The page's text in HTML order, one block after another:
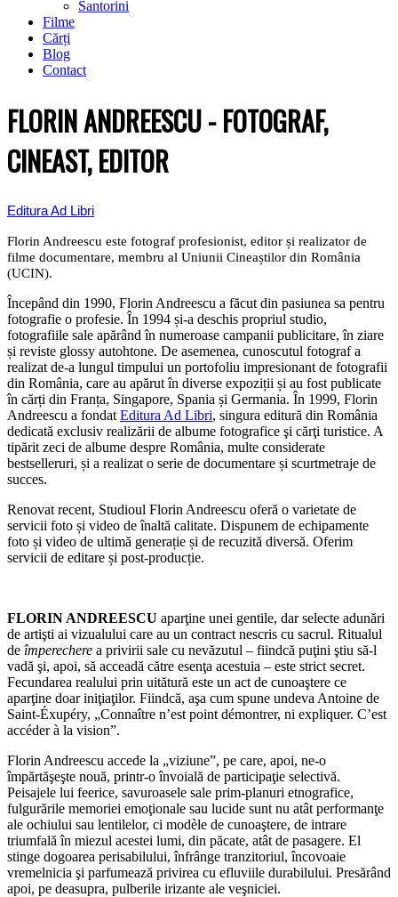
Santorini
Filme
Cărți
Blog
Contact
FLORIN ANDREESCU - FOTOGRAF,
CINEAST, EDITOR
Editura Ad Libri
Florin Andreescu este fotograf profesionist, editor și realizator de
filme documentare, membru al Uniunii Cineaștilor din România
(UCIN).
Începând din 1990, Florin Andreescu a făcut din pasiunea sa pentru
fotografie o profesie. În 1994 și-a deschis propriul studio,
fotografiile sale apărând în numeroase campanii publicitare, în ziare
și reviste glossy autohtone. De asemenea, cunoscutul fotograf a
realizat de-a lungul timpului un portofoliu impresionant de fotografii
din România, care au apărut în diverse expoziții și au fost publicate
în cărți din Franța, Singapore, Spania și Germania. În 1999, Florin
Andreescu a fondat Editura Ad Libri, singura editură din România
dedicată exclusiv realizării de albume fotografice şi cărţi turistice. A
tipărit zeci de albume despre România, multe considerate
bestselleruri, și a realizat o serie de documentare și scurtmetraje de
succes.
Renovat recent, Studioul Florin Andreescu oferă o varietate de
servicii foto și video de înaltă calitate. Dispunem de echipamente
foto și video de ultimă generație și de recuzită diversă. Oferim
servicii de editare și post-producție.
FLORIN ANDREESCU aparţine unei gentile, dar selecte adunări
de artişti ai vizualului care au un contract nescris cu sacrul. Ritualul
de împerechere a privirii sale cu nevăzutul – fiindcă puţini ştiu să-l
vadă şi, apoi, să acceadă către esenţa acestuia – este strict secret.
Fecundarea realului prin uitătură este un act de cunoaştere ce
aparţine doar iniţiaţilor. Fiindcă, aşa cum spune undeva Antoine de
Saint-Éxupéry, „Connaître n’est point démontrer, ni expliquer. C’est
accéder à la vision”.
Florin Andreescu accede la „viziune”, pe care, apoi, ne-o
împărtăşeşte nouă, printr-o învoială de participaţie selectivă.
Peisajele lui feerice, savuroasele sale prim-planuri etnografice,
fulgurările memoriei emoţionale sau lucide sunt nu atât performanţe
ale ochiului sau lentilelor, ci modèle de cunoaştere, de intrare
triumfală în miezul acestei lumi, din păcate, atât de pasagere. El
stinge dogoarea perisabilului, înfrânge tranzitoriul, încovoaie
vremelnicia şi parfumează privirea cu efluviile durabilului. Presărând
apoi, pe deasupra, pulberile irizante ale veşniciei.